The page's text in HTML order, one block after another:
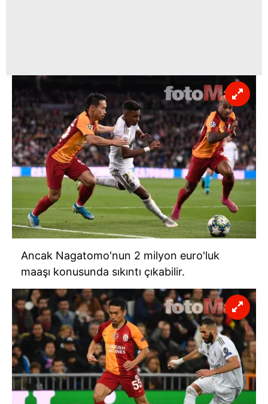
Ancak Nagatomo'nun 2 milyon euro'luk
maaşı konusunda sıkıntı çıkabilir.